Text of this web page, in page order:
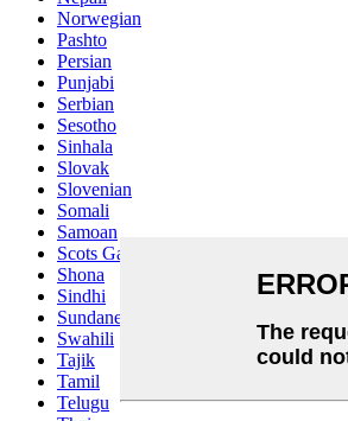
Norwegian
Pashto
Persian
Punjabi
Serbian
Sesotho
Sinhala
Slovak
Slovenian
Somali
Samoan
Scots Gaelic
Shona
Sindhi
Sundanese
Swahili
Tajik
Tamil
Telugu